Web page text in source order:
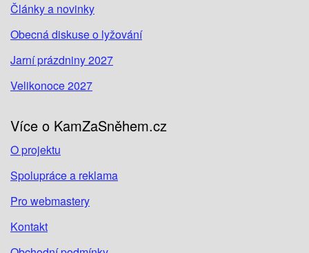
Články a novinky
Obecná diskuse o lyžování
Jarní prázdniny 2027
Velikonoce 2027
Více o KamZaSněhem.cz
O projektu
Spolupráce a reklama
Pro webmastery
Kontakt